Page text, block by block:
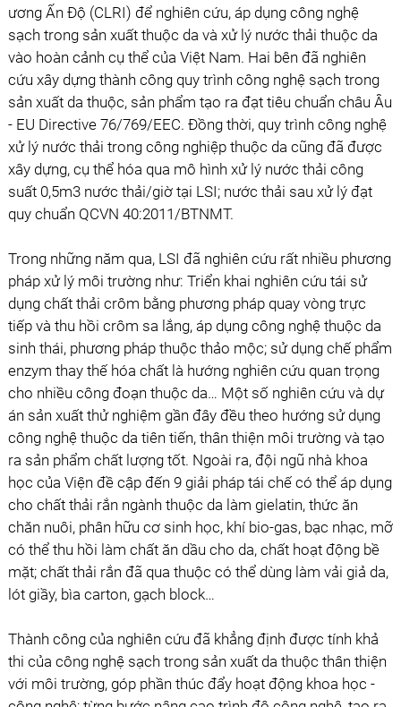
ương Ấn Độ (CLRI) để nghiên cứu, áp dụng công nghệ
sạch trong sản xuất thuộc da và xử lý nước thải thuộc da
vào hoàn cảnh cụ thể của Việt Nam. Hai bên đã nghiên
cứu xây dựng thành công quy trình công nghệ sạch trong
sản xuất da thuộc, sản phẩm tạo ra đạt tiêu chuẩn châu Âu
- EU Directive 76/769/EEC. Đồng thời, quy trình công nghệ
xử lý nước thải trong công nghiệp thuộc da cũng đã được
xây dựng, cụ thể hóa qua mô hình xử lý nước thải công
suất 0,5m3 nước thải/giờ tại LSI; nước thải sau xử lý đạt
quy chuẩn QCVN 40:2011/BTNMT.
Trong những năm qua, LSI đã nghiên cứu rất nhiều phương
pháp xử lý môi trường như: Triển khai nghiên cứu tái sử
dụng chất thải crôm bằng phương pháp quay vòng trực
tiếp và thu hồi crôm sa lắng, áp dụng công nghệ thuộc da
sinh thái, phương pháp thuộc thảo mộc; sử dụng chế phẩm
enzym thay thế hóa chất là hướng nghiên cứu quan trọng
cho nhiều công đoạn thuộc da… Một số nghiên cứu và dự
án sản xuất thử nghiệm gần đây đều theo hướng sử dụng
công nghệ thuộc da tiên tiến, thân thiện môi trường và tạo
ra sản phẩm chất lượng tốt. Ngoài ra, đội ngũ nhà khoa
học của Viện đề cập đến 9 giải pháp tái chế có thể áp dụng
cho chất thải rắn ngành thuộc da làm gielatin, thức ăn
chăn nuôi, phân hữu cơ sinh học, khí bio-gas, bạc nhạc, mỡ
có thể thu hồi làm chất ăn dầu cho da, chất hoạt động bề
mặt; chất thải rắn đã qua thuộc có thể dùng làm vải giả da,
lót giầy, bìa carton, gạch block…
Thành công của nghiên cứu đã khẳng định được tính khả
thi của công nghệ sạch trong sản xuất da thuộc thân thiện
với môi trường, góp phần thúc đẩy hoạt động khoa học -